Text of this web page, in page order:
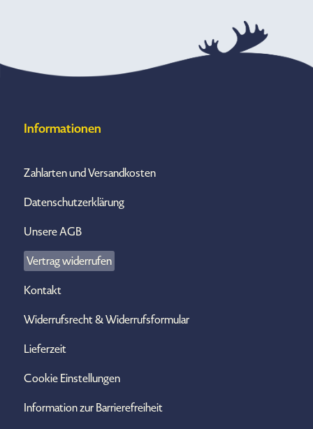
Informationen
Zahlarten und Versandkosten
Datenschutzerklärung
Unsere AGB
Vertrag widerrufen
Kontakt
Widerrufsrecht & Widerrufsformular
Lieferzeit
Cookie Einstellungen
Information zur Barrierefreiheit